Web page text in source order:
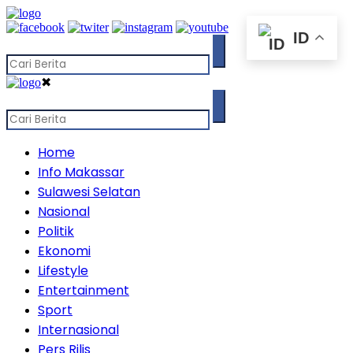
✖
Home
Info Makassar
Sulawesi Selatan
Nasional
Politik
Ekonomi
Lifestyle
Entertainment
Sport
Internasional
ID